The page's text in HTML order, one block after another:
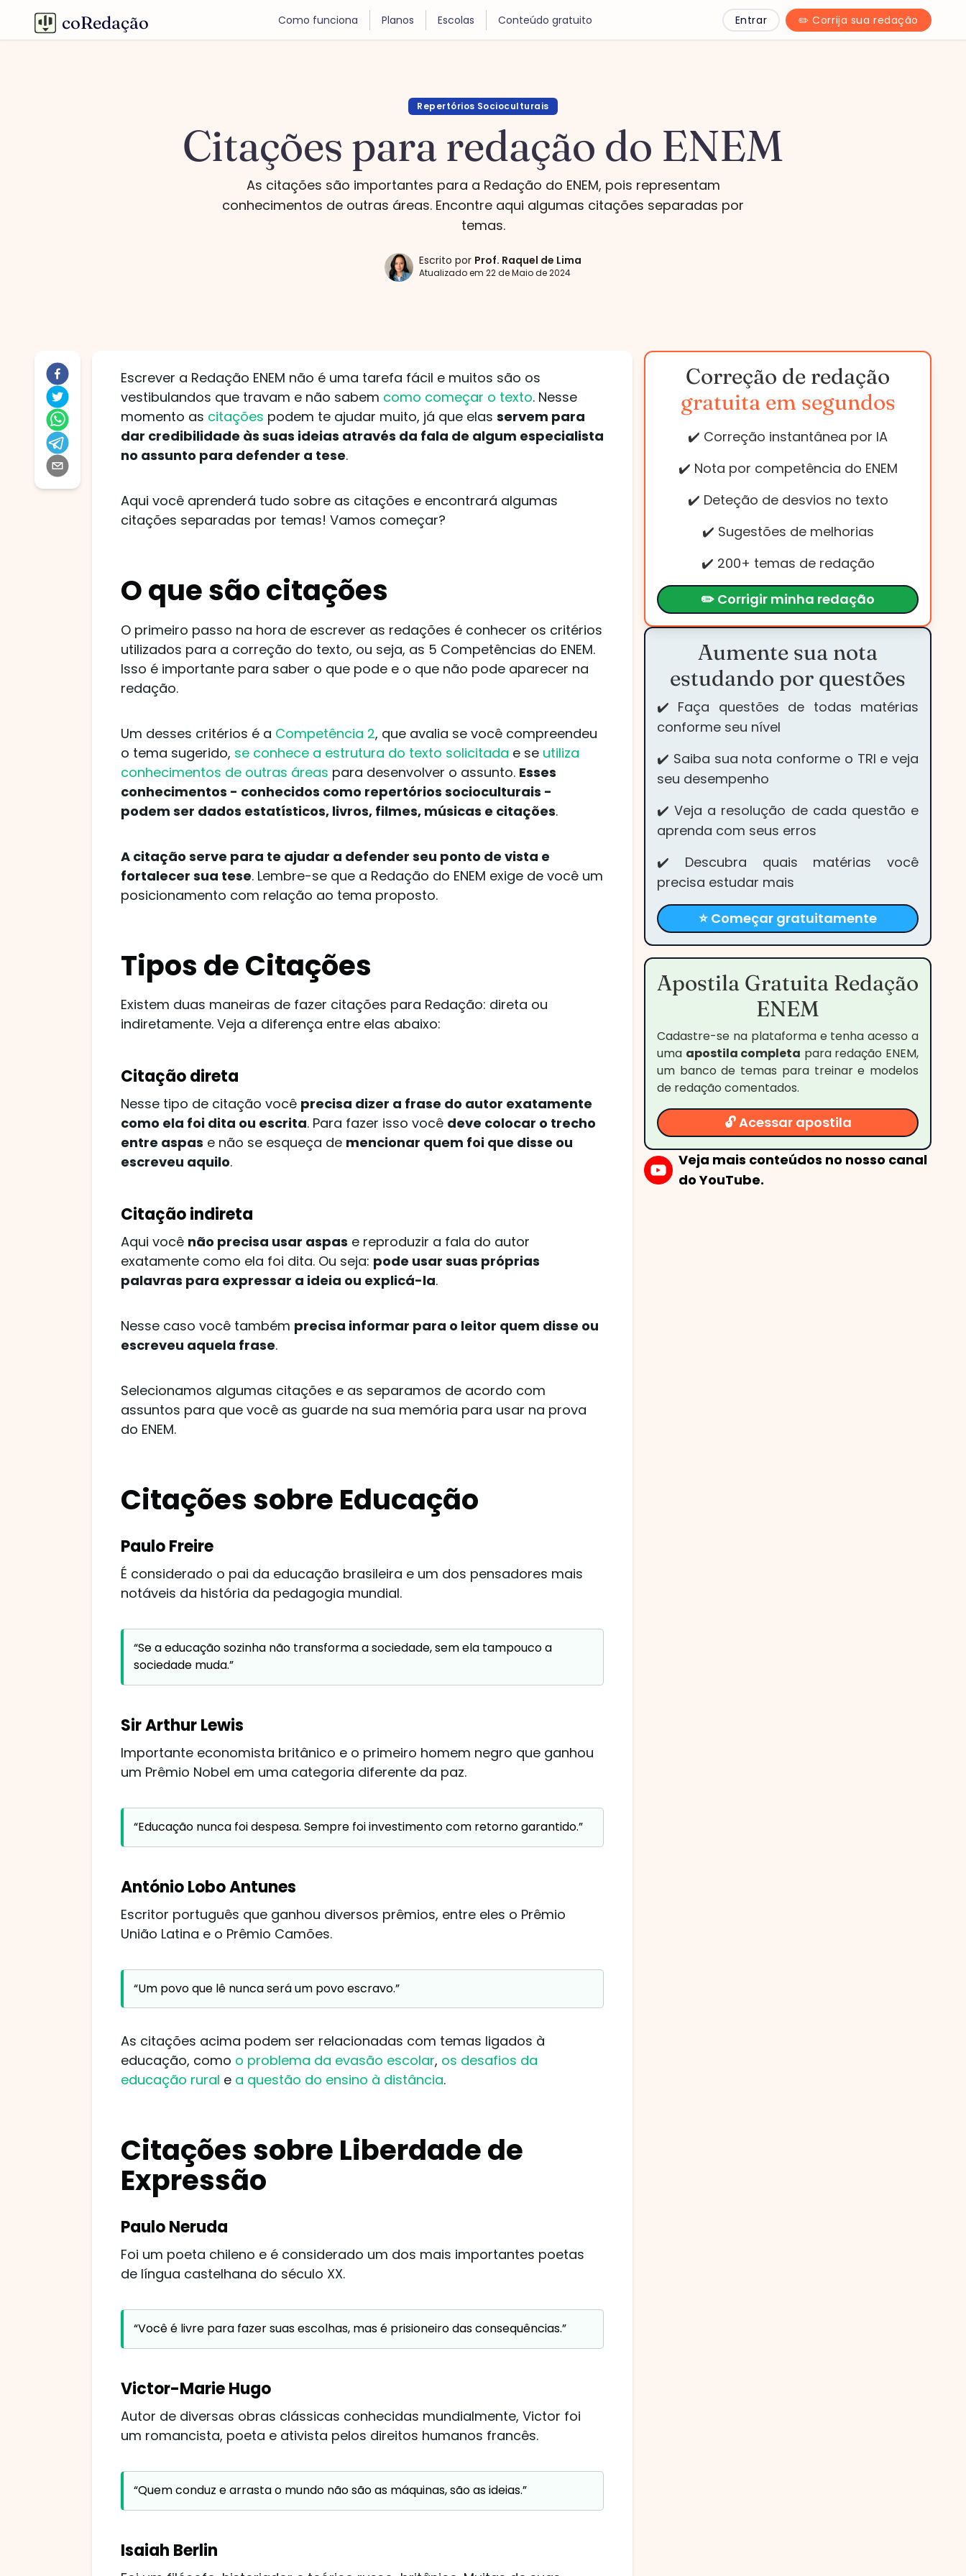
coRedação Como funciona Planos Escolas Conteúdo gratuito Entrar ✏️ Corrija sua redação
Repertórios Socioculturais
Citações para redação do ENEM
As citações são importantes para a Redação do ENEM, pois representam
conhecimentos de outras áreas. Encontre aqui algumas citações separadas por
temas.
Escrito por Prof. Raquel de Lima
Atualizado em 22 de Maio de 2024
Escrever a Redação ENEM não é uma tarefa fácil e muitos são os
vestibulandos que travam e não sabem como começar o texto. Nesse
momento as citações podem te ajudar muito, já que elas servem para
dar credibilidade às suas ideias através da fala de algum especialista
no assunto para defender a tese.
Aqui você aprenderá tudo sobre as citações e encontrará algumas
citações separadas por temas! Vamos começar?
O que são citações
O primeiro passo na hora de escrever as redações é conhecer os critérios
utilizados para a correção do texto, ou seja, as 5 Competências do ENEM.
Isso é importante para saber o que pode e o que não pode aparecer na
redação.
Um desses critérios é a Competência 2, que avalia se você compreendeu
o tema sugerido, se conhece a estrutura do texto solicitada e se utiliza
conhecimentos de outras áreas para desenvolver o assunto. Esses
conhecimentos - conhecidos como repertórios socioculturais -
podem ser dados estatísticos, livros, filmes, músicas e citações.
A citação serve para te ajudar a defender seu ponto de vista e
fortalecer sua tese. Lembre-se que a Redação do ENEM exige de você um
posicionamento com relação ao tema proposto.
Tipos de Citações
Existem duas maneiras de fazer citações para Redação: direta ou
indiretamente. Veja a diferença entre elas abaixo:
Citação direta
Nesse tipo de citação você precisa dizer a frase do autor exatamente
como ela foi dita ou escrita. Para fazer isso você deve colocar o trecho
entre aspas e não se esqueça de mencionar quem foi que disse ou
escreveu aquilo.
Citação indireta
Aqui você não precisa usar aspas e reproduzir a fala do autor
exatamente como ela foi dita. Ou seja: pode usar suas próprias
palavras para expressar a ideia ou explicá-la.
Nesse caso você também precisa informar para o leitor quem disse ou
escreveu aquela frase.
Selecionamos algumas citações e as separamos de acordo com
assuntos para que você as guarde na sua memória para usar na prova
do ENEM.
Citações sobre Educação
Paulo Freire
É considerado o pai da educação brasileira e um dos pensadores mais
notáveis da história da pedagogia mundial.
“Se a educação sozinha não transforma a sociedade, sem ela tampouco a
sociedade muda.”
Sir Arthur Lewis
Importante economista britânico e o primeiro homem negro que ganhou
um Prêmio Nobel em uma categoria diferente da paz.
“Educação nunca foi despesa. Sempre foi investimento com retorno garantido.”
António Lobo Antunes
Escritor português que ganhou diversos prêmios, entre eles o Prêmio
União Latina e o Prêmio Camões.
“Um povo que lê nunca será um povo escravo.”
As citações acima podem ser relacionadas com temas ligados à
educação, como o problema da evasão escolar, os desafios da
educação rural e a questão do ensino à distância.
Citações sobre Liberdade de
Expressão
Paulo Neruda
Foi um poeta chileno e é considerado um dos mais importantes poetas
de língua castelhana do século XX.
“Você é livre para fazer suas escolhas, mas é prisioneiro das consequências.”
Victor-Marie Hugo
Autor de diversas obras clássicas conhecidas mundialmente, Victor foi
um romancista, poeta e ativista pelos direitos humanos francês.
“Quem conduz e arrasta o mundo não são as máquinas, são as ideias.”
Isaiah Berlin
Correção de redação
gratuita em segundos
✔️ Correção instantânea por IA
✔️ Nota por competência do ENEM
✔️ Deteção de desvios no texto
✔️ Sugestões de melhorias
✔️ 200+ temas de redação
✏️ Corrigir minha redação
Aumente sua nota
estudando por questões
✔️ Faça questões de todas matérias
conforme seu nível
✔️ Saiba sua nota conforme o TRI e veja
seu desempenho
✔️ Veja a resolução de cada questão e
aprenda com seus erros
✔️ Descubra quais matérias você
precisa estudar mais
⭐ Começar gratuitamente
Apostila Gratuita Redação
ENEM
Cadastre-se na plataforma e tenha acesso a
uma apostila completa para redação ENEM,
um banco de temas para treinar e modelos
de redação comentados.
🔓 Acessar apostila
Veja mais conteúdos no nosso canal
do YouTube.